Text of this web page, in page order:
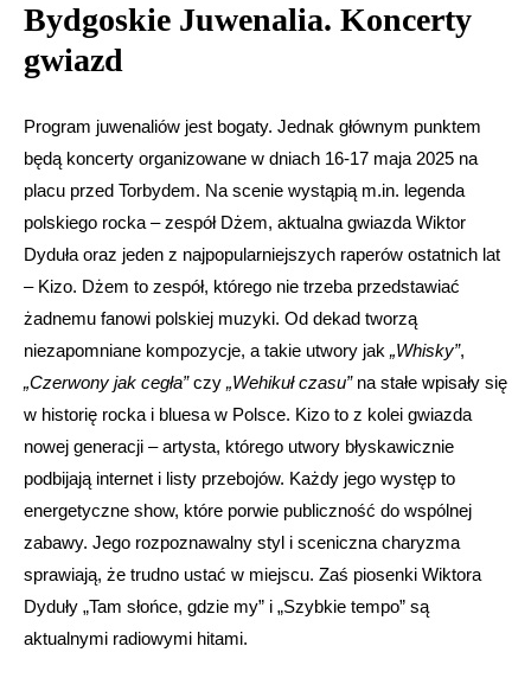
Bydgoskie Juwenalia. Koncerty
gwiazd
Program juwenaliów jest bogaty. Jednak głównym punktem
będą koncerty organizowane w dniach 16-17 maja 2025 na
placu przed Torbydem. Na scenie wystąpią m.in. legenda
polskiego rocka – zespół Dżem, aktualna gwiazda Wiktor
Dyduła oraz jeden z najpopularniejszych raperów ostatnich lat
– Kizo. Dżem to zespół, którego nie trzeba przedstawiać
żadnemu fanowi polskiej muzyki. Od dekad tworzą
niezapomniane kompozycje, a takie utwory jak „Whisky”,
„Czerwony jak cegła”czy „Wehikuł czasu”na stałe wpisały się
w historię rocka i bluesa w Polsce. Kizo to z kolei gwiazda
nowej generacji – artysta, którego utwory błyskawicznie
podbijają internet i listy przebojów. Każdy jego występ to
energetyczne show, które porwie publiczność do wspólnej
zabawy. Jego rozpoznawalny styl i sceniczna charyzma
sprawiają, że trudno ustać w miejscu. Zaś piosenki Wiktora
Dyduły „Tam słońce, gdzie my” i „Szybkie tempo” są
aktualnymi radiowymi hitami.